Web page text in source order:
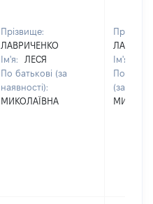
Прізвище:
ЛАВРИЧЕНКО
Ім'я:
ЛЕСЯ
По батькові (за
наявності):
МИКОЛАЇВНА
Ім'я:
По
(за